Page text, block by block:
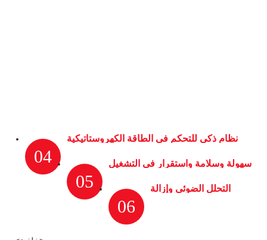
04
نظام ذكي للتحكم في الطاقة الكهروستاتيكية
05
سهولة وسلامة واستقرار في التشغيل
06
التحلل الضوئي وإزالة